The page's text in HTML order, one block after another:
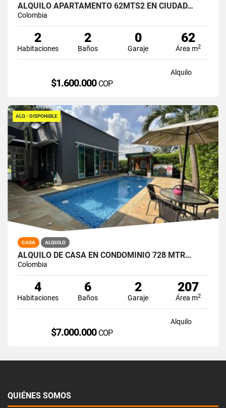
ALQUILO APARTAMENTO 62MTS2 EN CIUDAD…
Colombia
2
Habitaciones
2
Baños
0
Garaje
62
Área m2
Alquilo
$1.600.000 COP
ALQ - DISPONIBLE
CASA ALQUILO
ALQUILO DE CASA EN CONDOMINIO 728 MTR…
Colombia
4
Habitaciones
6
Baños
2
Garaje
207
Área m2
Alquilo
$7.000.000 COP
QUIÉNES SOMOS